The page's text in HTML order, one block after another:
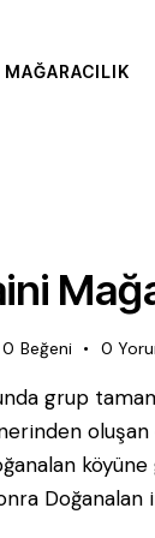
MAĞARACILIK
0 Beğeni 0
grup
oluşan